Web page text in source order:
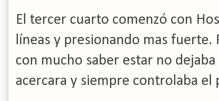
El tercer cuarto comenzó con
líneas y presionando mas fuerte.
con mucho saber estar no dejaba
acercara y siempre controlaba el